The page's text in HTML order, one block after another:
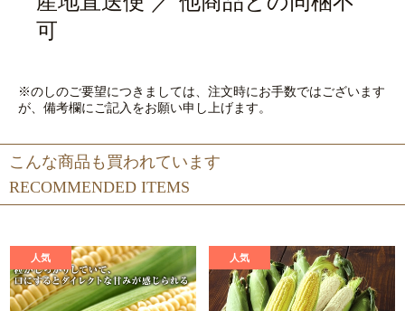
可
※のしのご要望につきましては、注文時にお手数ではございます
が、備考欄にご記入をお願い申し上げます。
RECOMMENDED ITEMS
こんな商品も買われています